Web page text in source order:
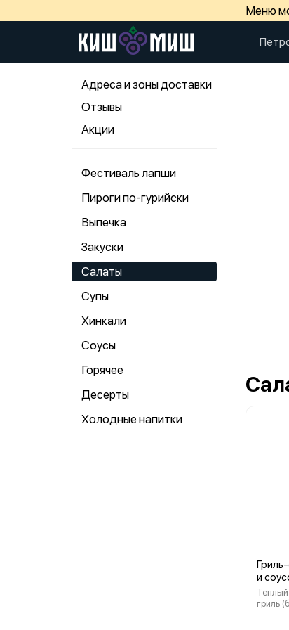
Меню
Адреса и зоны доставки
Отзывы
Акции
Фестиваль лапши
Пироги по-гурийски
Выпечка
Закуски
Салаты
Супы
Хинкали
Соусы
Горячее
Десерты
Холодные напитки
и
гриль